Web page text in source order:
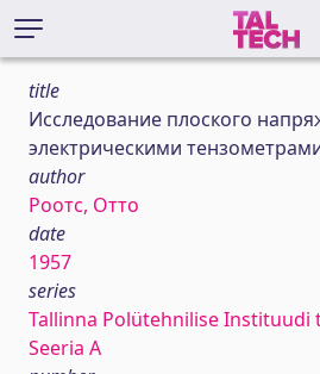
title
Исследование плоского
электрическими
author
Роотс, Отто
date
1957
series
Tallinna Polütehnilise Instituudi
Seeria A